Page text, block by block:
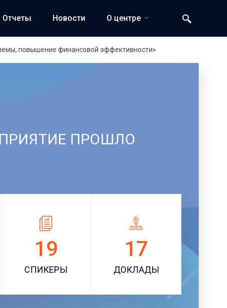
Отчеты Новости О центре
повышение финансовой эффективности»
ПРОШЛО
19
СПИКЕРЫ
17
ДОКЛАДЫ